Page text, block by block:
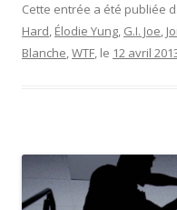
Cette entrée a été publiée
Hard, Élodie Yung, G.I. Joe,
Blanche,WTF, le 12 avril